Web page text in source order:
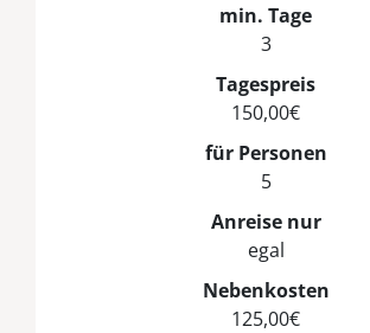
min. Tage
3
Tagespreis
150,00€
für Personen
5
Anreise nur
egal
Nebenkosten
125,00€